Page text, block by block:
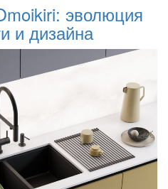
эволюция
и дизайна